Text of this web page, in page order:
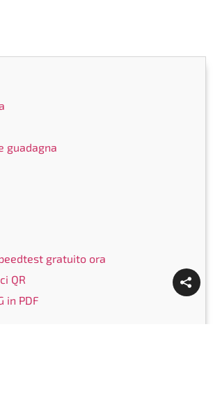
guadagna
gratuito ora
QR
in PDF